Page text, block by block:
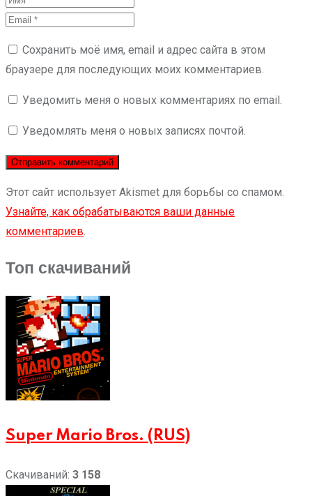
Сохранить моё имя, email и адрес сайта в этом
браузере для последующих моих комментариев.
Уведомить меня о новых комментариях по email.
Уведомлять меня о новых записях почтой.
Этот сайт использует Akismet для борьбы со спамом.
Узнайте, как обрабатываются ваши данные
комментариев.
Топ скачиваний
Super Mario Bros. (RUS)
Скачиваний: 3 158